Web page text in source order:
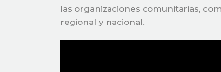
las organizaciones comunitarias,
regional y nacional.